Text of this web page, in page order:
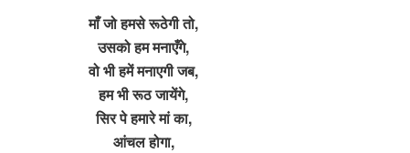
माँ जो हमसे रूठेगी तो,
उसको हम मनाएँगे,
वो भी हमें मनाएगी जब,
हम भी रूठ जायेंगे,
सिर पे हमारे मां का,
आंचल होगा,